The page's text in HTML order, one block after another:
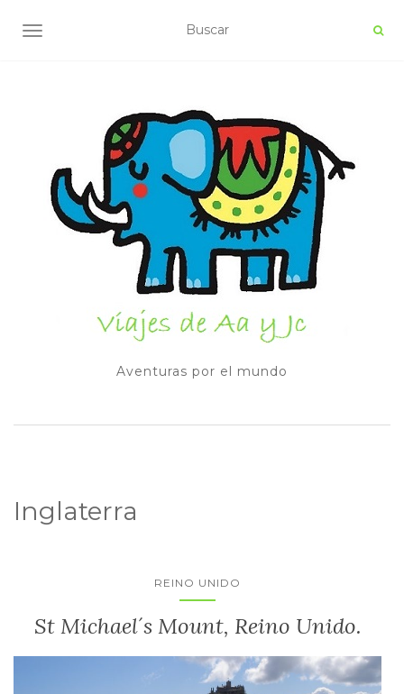
ALTERNAR NAVEGACIÓN
Aventuras por el mundo
Inglaterra
REINO UNIDO
St Michael´s Mount, Reino Unido.